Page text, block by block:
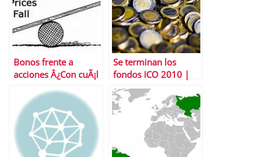
Bonos frente a
acciones Â¿Con cuÃ¡l
Se terminan los
fondos ICO 2010 |
Timing Ãºltimas
operaciones